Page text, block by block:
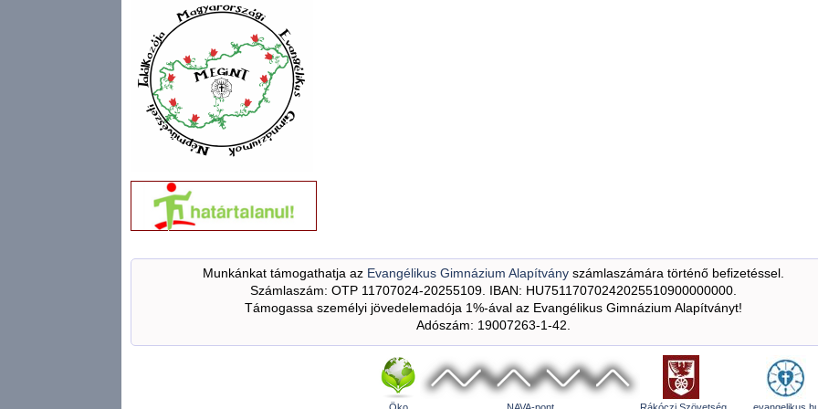
Munkánkat támogathatja az Evangélikus Gimnázium Alapítványszámlaszámára történő befizetéssel.
Számlaszám: OTP 11707024-20255109. IBAN: HU75117070242025510900000000.
Támogassa személyi jövedelemadója 1%-ával az Evangélikus Gimnázium Alapítványt!
Adószám: 19007263-1-42.